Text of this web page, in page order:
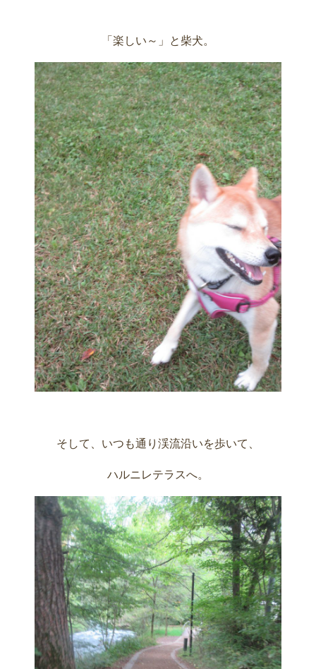
「楽しい～」と柴犬。
そして、いつも通り渓流沿いを歩いて、
ハルニレテラスへ。